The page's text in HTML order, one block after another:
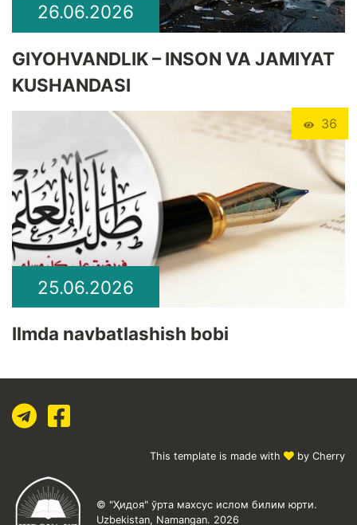
26.06.2026
GIYOHVANDLIK – INSON VA JAMIYAT
KUSHANDASI
36
25.06.2026
Ilmda navbatlashish bobi
This template is made with by Cherry
© "Ҳидоя" ўрта махсус ислом билим юрти.
Uzbekistan, Namangan. 2026